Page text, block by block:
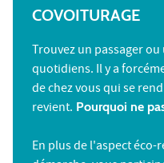
COVOITURAGE
Trouvez un passager
quotidiens. Il y a
de chez vous qui se
revient. Pourquoi ne
En plus de l'aspect